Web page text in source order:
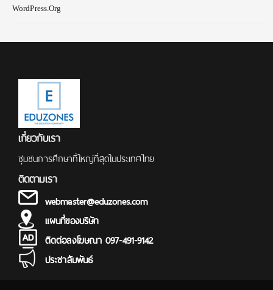
WordPress.org
เกี่ยวกับเรา
ชุมชนการศึกษาที่ใหญ่ที่สุดในประเทศไทย
ติดตามเรา
webmaster@eduzones.com
แผนที่ของบริษัท
ติดต่อลงโฆษณา 097-491-9142
ประชาสัมพันธ์